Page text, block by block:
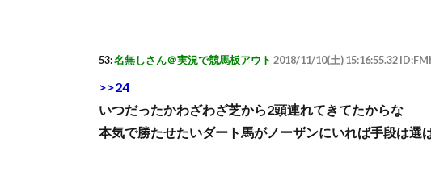
53:名無しさん＠実況で競馬板アウト 2018/11/10(土) 15:16:55.32
>>24
いつだったかわざわざ芝から2頭連れてきてたからな
本気で勝たせたいダート馬がノーザンにいれば手段は選